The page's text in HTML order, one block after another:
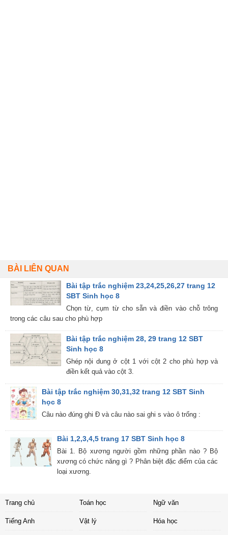
BÀI LIÊN QUAN
Bài tập trắc nghiệm 23,24,25,26,27 trang 12
SBT Sinh học 8
Chọn từ, cụm từ cho sẵn và điền vào chỗ trông
trong các câu sau cho phù hợp
Bài tập trắc nghiệm 28, 29 trang 12 SBT
Sinh học 8
Ghép nội dung ở cột 1 với cột 2 cho phù hợp và
điền kết quả vào cột 3.
Bài tập trắc nghiệm 30,31,32 trang 12 SBT Sinh
học 8
Câu nào đúng ghi Đ và câu nào sai ghi s vào ô trống :
Bài 1,2,3,4,5 trang 17 SBT Sinh học 8
Bài 1. Bộ xương người gồm những phần nào ? Bộ
xương có chức năng gì ? Phân biệt đặc điểm của các
loại xương.
Trang chủ Toán học Ngữ văn
Tiếng Anh Vật lý Hóa học